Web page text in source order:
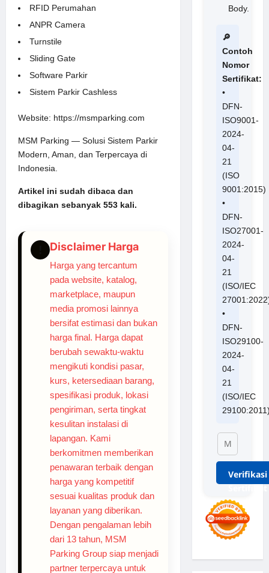
RFID Perumahan
ANPR Camera
Turnstile
Sliding Gate
Software Parkir
Sistem Parkir Cashless
Website: https://msmparking.com
MSM Parking — Solusi Sistem Parkir
Modern, Aman, dan Terpercaya di
Indonesia.
Artikel ini sudah dibaca dan
dibagikan sebanyak 553 kali.
Disclaimer Harga
Harga yang tercantum
pada website, katalog,
marketplace, maupun
media promosi lainnya
bersifat estimasi dan bukan
harga final. Harga dapat
berubah sewaktu-waktu
mengikuti kondisi pasar,
kurs, ketersediaan barang,
spesifikasi produk, lokasi
pengiriman, serta tingkat
kesulitan instalasi di
lapangan. Kami
berkomitmen memberikan
penawaran terbaik dengan
harga yang kompetitif
sesuai kualitas produk dan
layanan yang diberikan.
Dengan pengalaman lebih
dari 13 tahun, MSM
Parking Group siap menjadi
partner terpercaya untuk
Body.
🔎
Contoh
Nomor
Sertifikat:
•
DFN-
ISO9001-
2024-
04-
21
(ISO
9001:2015)
•
DFN-
ISO27001-
2024-
04-
21
(ISO/IEC
•
DFN-
ISO29100-
2024-
04-
21
(ISO/IEC
Verifikasi
Sertifikat